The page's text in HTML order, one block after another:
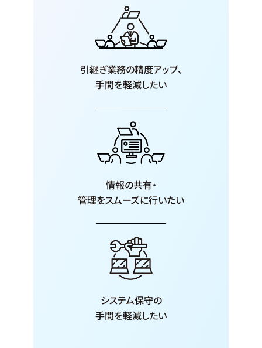
引継ぎ業務の精度アップ、
手間を軽減したい
情報の共有・
管理をスムーズに行いたい
システム保守の
手間を軽減したい